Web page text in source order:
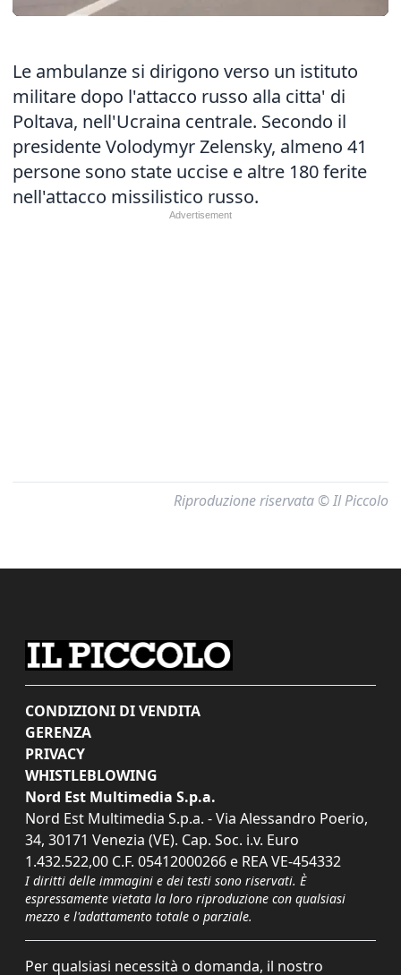
Le ambulanze si dirigono verso un istituto
militare dopo l'attacco russo alla citta' di
Poltava, nell'Ucraina centrale. Secondo il
presidente Volodymyr Zelensky, almeno 41
persone sono state uccise e altre 180 ferite
nell'attacco missilistico russo.
Riproduzione riservata © Il Piccolo
CONDIZIONI DI VENDITA
GERENZA
PRIVACY
WHISTLEBLOWING
Nord Est Multimedia S.p.a.
Nord Est Multimedia S.p.a. - Via Alessandro Poerio,
34, 30171 Venezia (VE). Cap. Soc. i.v. Euro
1.432.522,00 C.F. 05412000266 e REA VE-454332
I diritti delle immagini e dei testi sono riservati. È
espressamente vietata la loro riproduzione con qualsiasi
mezzo e l'adattamento totale o parziale.
Per qualsiasi necessità o domanda, il nostro